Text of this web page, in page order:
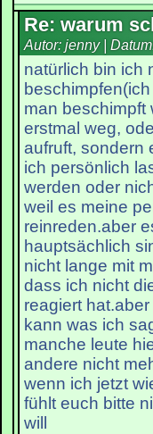
Re: warum
Autor: jenny |
natürlich bin ich
man beschimpft
erstmal weg,
aufruft, sondern
ich persönlich
werden oder
weil es meine
reinreden.aber
hauptsächlich
nicht lange mit
dass ich nicht
reagiert
kann was ich
manche leute
andere nicht
wenn ich jetzt
fühlt euch bitte
will